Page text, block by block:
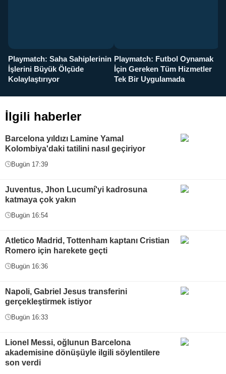
Playmatch: Saha Sahiplerinin
İşlerini Büyük Ölçüde
Kolaylaştırıyor
Playmatch: Futbol Oynamak
İçin Gereken Tüm Hizmetler
Tek Bir Uygulamada
İlgili haberler
Barcelona yıldızı Lamine Yamal
Kolombiya'daki tatilini nasıl geçiriyor
Bugün 17:39
Juventus, Jhon Lucumí'yi kadrosuna
katmaya çok yakın
Bugün 16:54
Atletico Madrid, Tottenham kaptanı Cristian
Romero için harekete geçti
Bugün 16:36
Napoli, Gabriel Jesus transferini
gerçekleştirmek istiyor
Bugün 16:33
Lionel Messi, oğlunun Barcelona
akademisine dönüşüyle ilgili söylentilere
son verdi